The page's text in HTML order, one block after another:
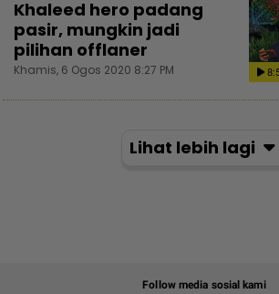
Khaleed hero padang
pasir, mungkin jadi
pilihan offlaner
Khamis, 6 Ogos 2020 8:27 PM
Lihat lebih lagi
Follow media sosial kami